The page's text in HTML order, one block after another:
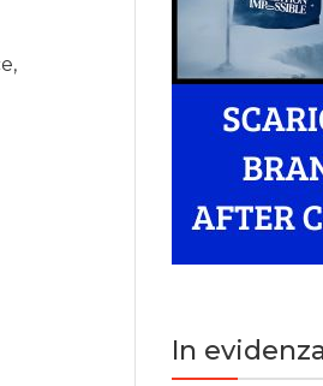
In